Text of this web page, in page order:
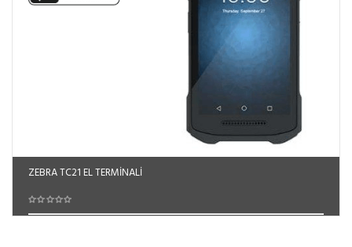
ZEBRA TC21 EL TERMİNALİ